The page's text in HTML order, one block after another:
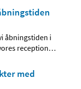
åbningstiden i
reception…
med